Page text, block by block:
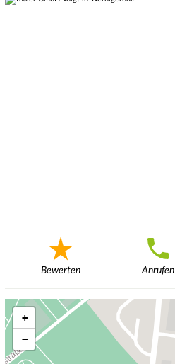
Bewerten Anrufen
+
−